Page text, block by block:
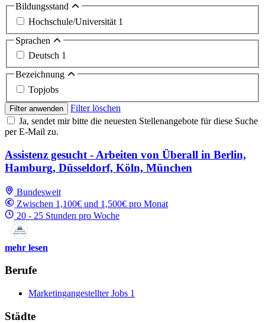
Bildungsstand
Hochschule/Universität 1
Sprachen
Deutsch 1
Bezeichnung
Topjobs
Filter anwenden
Filter löschen
Ja, sendet mir bitte die neuesten Stellenangebote für diese Suche
per E-Mail zu.
Assistenz gesucht - Arbeiten von Überall in Berlin,
Hamburg, Düsseldorf, Köln, München
Bundesweit
Zwischen 1,100€ und 1,500€ pro Monat
20 - 25 Stunden pro Woche
mehr lesen
Berufe
Marketingangestellter Jobs 1
Städte